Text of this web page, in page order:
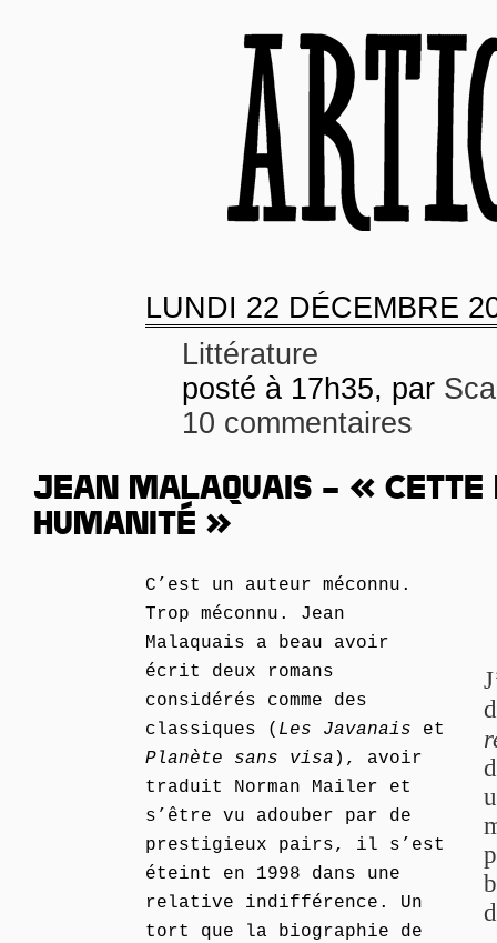
LUNDI 22 DÉCEMBRE
Littérature
posté à 17h35, par
10 commentaires
JEAN MALAQUAIS – « CETTE
HUMANITÉ »
C’est un auteur méconnu.
Trop méconnu. Jean
Malaquais a beau avoir
écrit deux romans
considérés comme des
classiques ( Les Javanais et
Planète sans visa ), avoir
traduit Norman Mailer et
s’être vu adouber par de
prestigieux pairs, il s’est
éteint en 1998 dans une
relative indifférence. Un
tort que la biographie de